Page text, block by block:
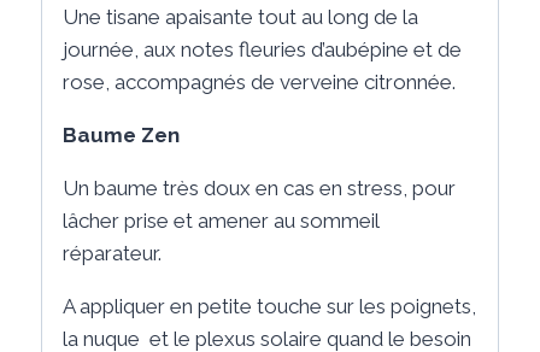
Une tisane apaisante tout au long de la
journée, aux notes fleuries d’aubépine et de
rose, accompagnés de verveine citronnée.
Baume Zen
Un baume très doux en cas en stress, pour
lâcher prise et amener au sommeil
réparateur.
A appliquer en petite touche sur les poignets,
la nuque et le plexus solaire quand le besoin